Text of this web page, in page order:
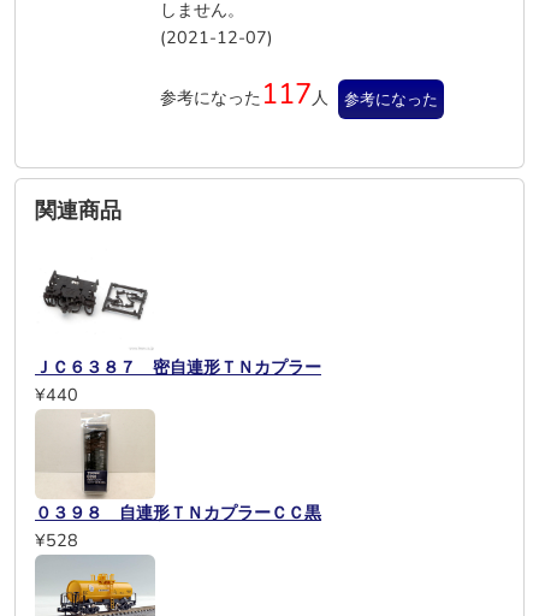
しません。
(2021-12-07)
参考になった 117人 参考になった
関連商品
ＪＣ６３８７ 密自連形ＴＮカプラー
¥440
０３９８ 自連形ＴＮカプラーＣＣ黒
¥528